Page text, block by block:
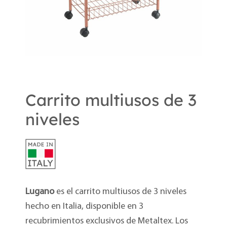
Carrito multiusos de 3
niveles
Luganoes el carrito multiusos de 3 niveles
hecho en Italia, disponible en 3
recubrimientos exclusivos de Metaltex. Los